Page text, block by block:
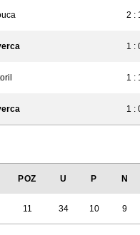
2 :
1 :
1 :
1 :
POZ U P N
11 34 10 9